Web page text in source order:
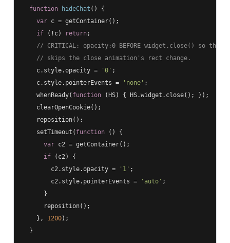
function hideChat ( )
{
var c = getContainer();
if (!c) return;
// CRITICAL: opacity:0 BEFORE widget.close() so the
// skips the close animation's rect change.
    c.style.opacity =
'0' ;
    c.style.pointerEvents =
'none' ;
    whenReady(
function ( HS)
{ HS.widget.close(); });
    clearOpenCookie();
    reposition();
    setTimeout(
function ( )
{
var c2 = getContainer();
if (c2) {
        c2.style.opacity =
'1' ;
        c2.style.pointerEvents =
'auto' ;
      }
      reposition();
    },
1200);
  }